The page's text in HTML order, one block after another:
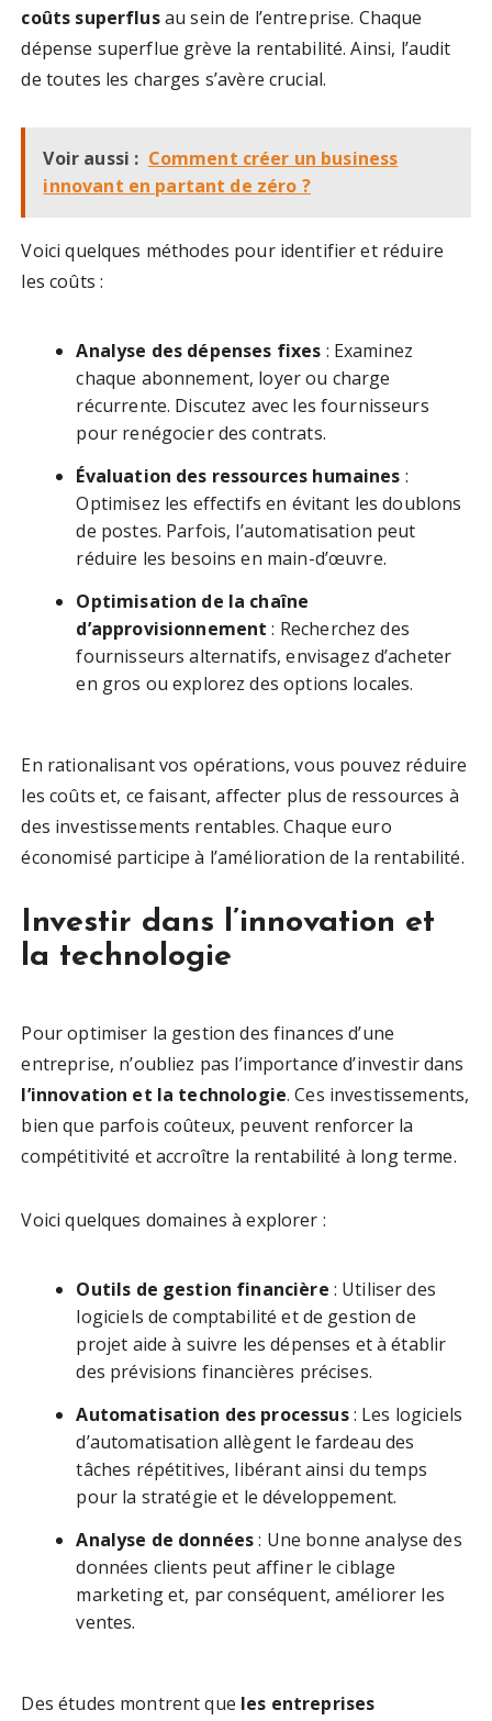
coûts superflusau sein de l’entreprise. Chaque
dépense superflue grève la rentabilité. Ainsi, l’audit
de toutes les charges s’avère crucial.
Voir aussi : Comment créer un business
innovant en partant de zéro ?
Voici quelques méthodes pour identifier et réduire
les coûts :
Analyse des dépenses fixes : Examinez
chaque abonnement, loyer ou charge
récurrente. Discutez avec les fournisseurs
pour renégocier des contrats.
Évaluation des ressources humaines :
Optimisez les effectifs en évitant les doublons
de postes. Parfois, l’automatisation peut
réduire les besoins en main-d’œuvre.
Optimisation de la chaîne
d’approvisionnement : Recherchez des
fournisseurs alternatifs, envisagez d’acheter
en gros ou explorez des options locales.
En rationalisant vos opérations, vous pouvez réduire
les coûts et, ce faisant, affecter plus de ressources à
des investissements rentables. Chaque euro
économisé participe à l’amélioration de la rentabilité.
Investir dans l’innovation et
la technologie
Pour optimiser la gestion des finances d’une
entreprise, n’oubliez pas l’importance d’investir dans
l’innovation et la technologie. Ces investissements,
bien que parfois coûteux, peuvent renforcer la
compétitivité et accroître la rentabilité à long terme.
Voici quelques domaines à explorer :
Outils de gestion financière : Utiliser des
logiciels de comptabilité et de gestion de
projet aide à suivre les dépenses et à établir
des prévisions financières précises.
Automatisation des processus: Les logiciels
d’automatisation allègent le fardeau des
tâches répétitives, libérant ainsi du temps
pour la stratégie et le développement.
Analyse de données: Une bonne analyse des
données clients peut affiner le ciblage
marketing et, par conséquent, améliorer les
ventes.
Des études montrent que les entreprises